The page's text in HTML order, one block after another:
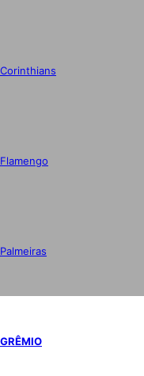
Corinthians
Flamengo
Palmeiras
GRÊMIO